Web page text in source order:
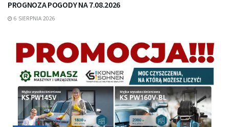
PROGNOZA POGODY NA 7.08.2026
6 SIERPNIA 2026